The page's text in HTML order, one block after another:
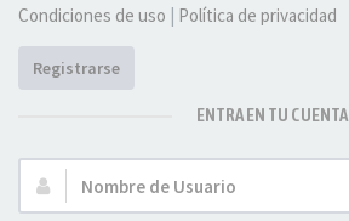
Condiciones de uso | Política de privacidad
Registrarse
ENTRA EN TU CUENTA
Nombre
de